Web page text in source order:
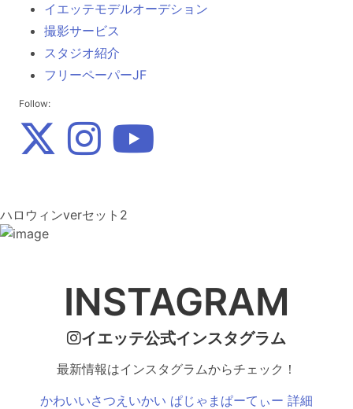
イエッテモデルオーデション
撮影サービス
スタジオ紹介
フリーペーパーJF
Follow:
ハロウィンverセット2
INSTAGRAM
イエッテ公式インスタグラム
最新情報はインスタグラムからチェック！
かわいいさつえいかい ぱじゃまぱーてぃー 詳細